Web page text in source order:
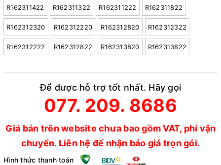
R162311422 R162311322 R162311222 R162311822
R162312320 R162312220 R162312820 R162312322
R162312222 R162312822 R162313820 R162313822
Để được hỗ trợ tốt nhất. Hãy gọi
077. 209. 8686
Giá bán trên website chưa bao gồm VAT, phí vận
chuyển. Liên hệ để nhận báo giá trọn gói.
Hình thức thanh toán